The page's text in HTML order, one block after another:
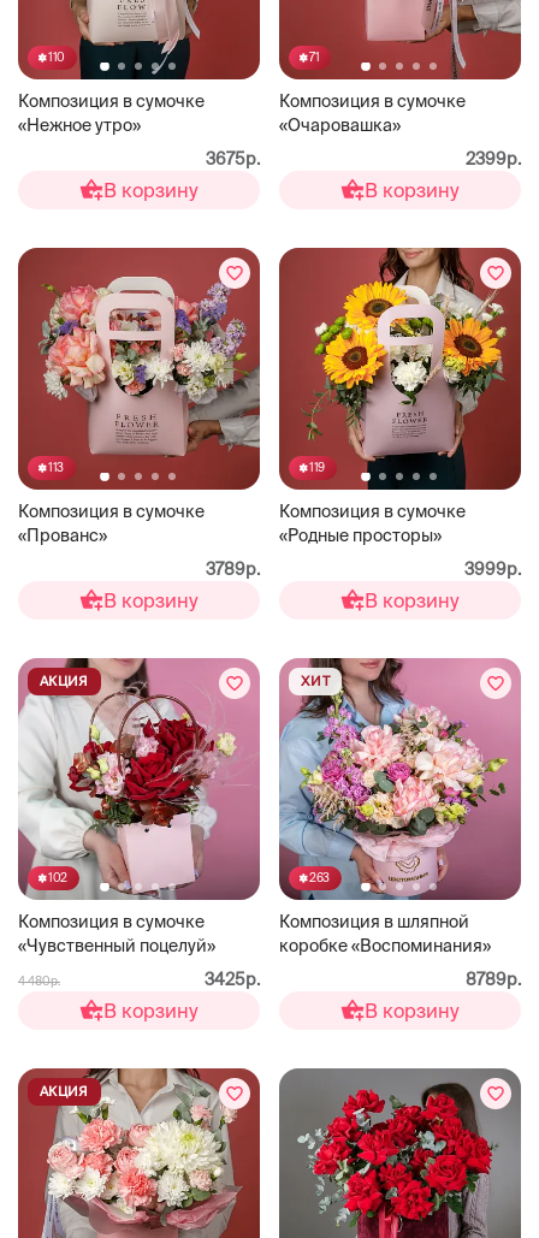
110
Композиция в сумочке
«Нежное утро»
3675р.
В корзину
71
Композиция в сумочке
«Очаровашка»
2399р.
В корзину
113
Композиция в сумочке
«Прованс»
3789р.
В корзину
119
Композиция в сумочке
«Родные просторы»
3999р.
В корзину
102
Композиция в сумочке
«Чувственный поцелуй»
АКЦИЯ
4 480р. 3425р.
В корзину
263
Композиция в шляпной
коробке «Воспоминания»
ХИТ
8789р.
В корзину
АКЦИЯ